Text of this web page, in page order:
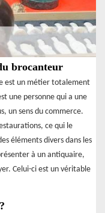
brocanteur
est un métier totalement
une personne qui a une
un sens du commerce.
ce qui le
éléments divers dans les
à un antiquaire,
Celui-ci est un véritable